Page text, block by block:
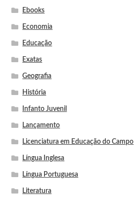
Ebooks
Economia
Educação
Exatas
Geografia
História
Infanto Juvenil
Lançamento
Licenciatura em Educação do Campo
Língua Inglesa
Língua Portuguesa
Literatura